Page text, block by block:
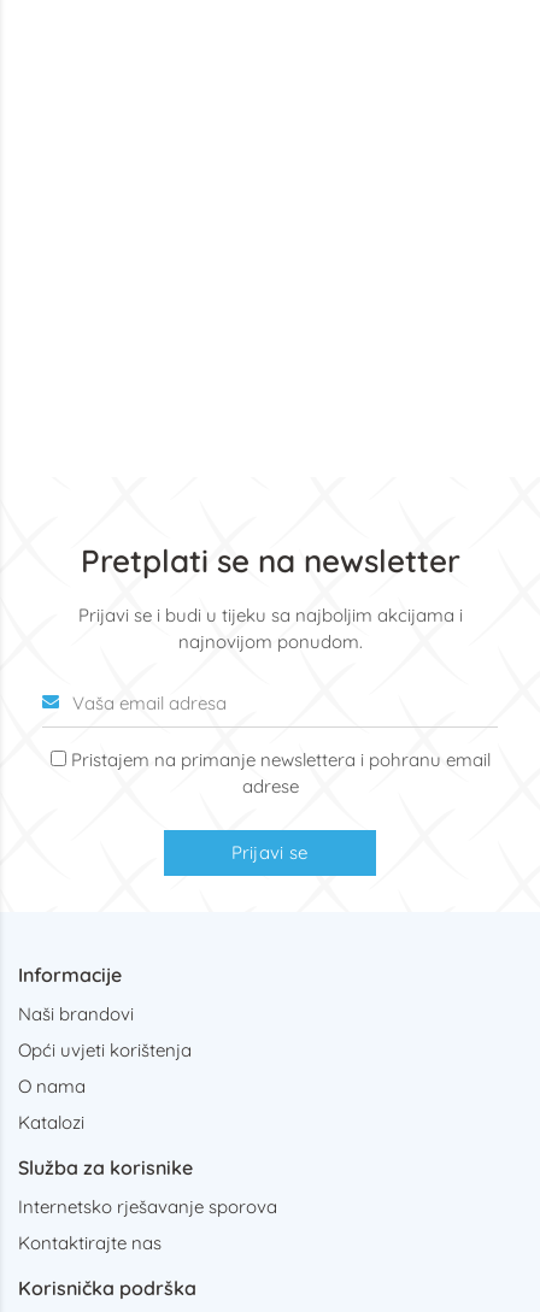
Pretplati se na newsletter
Prijavi se i budi u tijeku sa najboljim akcijama i
najnovijom ponudom.
Pristajem na primanje newslettera i pohranu email
adrese
Prijavi se
Informacije
Naši brandovi
Opći uvjeti korištenja
O nama
Katalozi
Služba za korisnike
Internetsko rješavanje sporova
Kontaktirajte nas
Korisnička podrška